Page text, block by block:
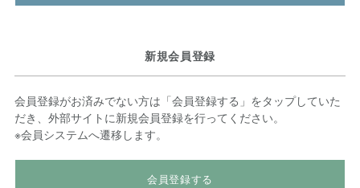
新規会員登録
会員登録がお済みでない方は「会員登録する」をタップしていた
だき、外部サイトに新規会員登録を行ってください。
※会員システムへ遷移します。
会員登録する